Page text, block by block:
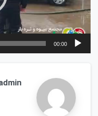
00:00